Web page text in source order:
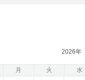
月 火 水
2026年